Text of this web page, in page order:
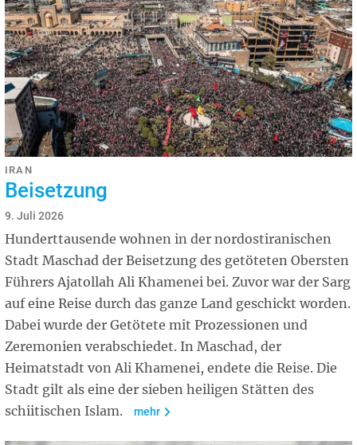
IRAN
Beisetzung
9. Juli 2026
Hunderttausende wohnen in der nordostiranischen
Stadt Maschad der Beisetzung des getöteten Obersten
Führers Ajatollah Ali Khamenei bei. Zuvor war der Sarg
auf eine Reise durch das ganze Land geschickt worden.
Dabei wurde der Getötete mit Prozessionen und
Zeremonien verabschiedet. In Maschad, der
Heimatstadt von Ali Khamenei, endete die Reise. Die
Stadt gilt als eine der sieben heiligen Stätten des
schiitischen Islam.
mehr